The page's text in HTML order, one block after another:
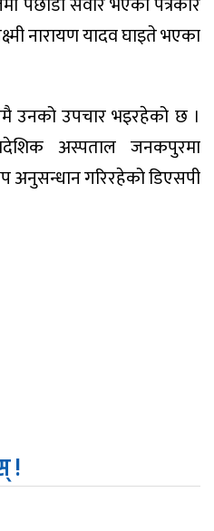
नारायण यादव घाइते भएका
उनको उपचार भइरहेको छ ।
अस्पताल जनकपुरमा
अनुसन्धान गरिरहेको डिएसपी
!